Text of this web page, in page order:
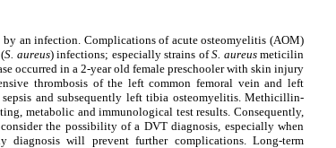
an infection. Complications of acute osteomyelitis (AOM)
S. aureus) infections; especially strains ofS. aureusmeticilin
occurred in a 2-year old female preschooler with skin injury
thrombosis of the left common femoral vein and left
and subsequently left tibia osteomyelitis. Methicillin-
metabolic and immunological test results. Consequently,
the possibility of a DVT diagnosis, especially when
diagnosis will prevent further complications. Long-term